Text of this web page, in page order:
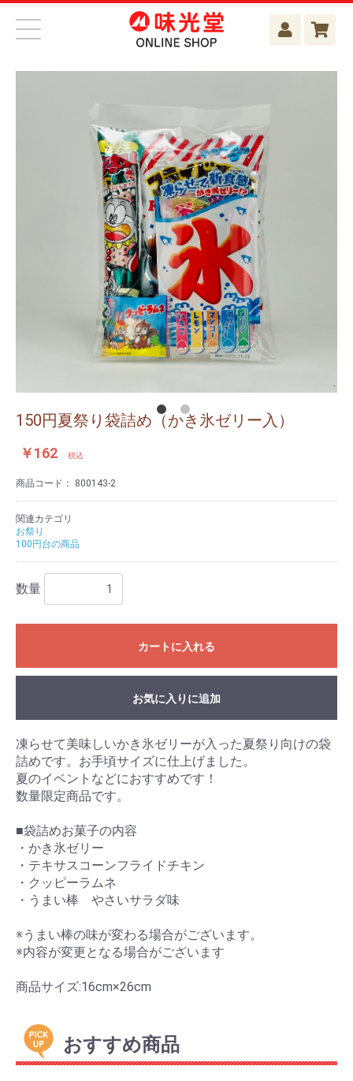
150円夏祭り袋詰め（かき氷ゼリー入）
￥162 税込
商品コード： 800143-2
関連カテゴリ
お祭り
100円台の商品
数量
カートに入れる
お気に入りに追加
凍らせて美味しいかき氷ゼリーが入った夏祭り向けの袋
詰めです。お手頃サイズに仕上げました。
夏のイベントなどにおすすめです！
数量限定商品です。
■袋詰めお菓子の内容
・かき氷ゼリー
・テキサスコーンフライドチキン
・クッピーラムネ
・うまい棒 やさいサラダ味
※うまい棒の味が変わる場合がございます。
※内容が変更となる場合がございます
商品サイズ:16cm×26cm
おすすめ商品